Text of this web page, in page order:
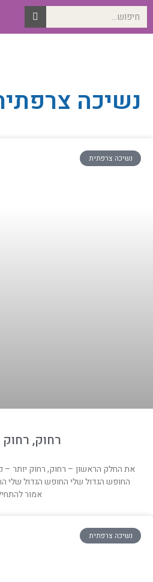
נשיכה
נשיכה צרפתית
רחוק, רחוק
את החלק הראשון – רחוק, רחוק יותר
החופש הגדול שלי החופש הגדול שלי
אמור
נשיכה צרפתית